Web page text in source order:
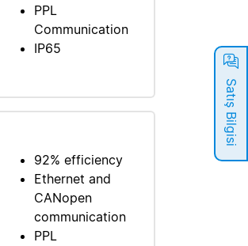
Satış Bilgisi
PPL
Communication
IP65
92% efficiency
Ethernet and
CANopen
communication
PPL